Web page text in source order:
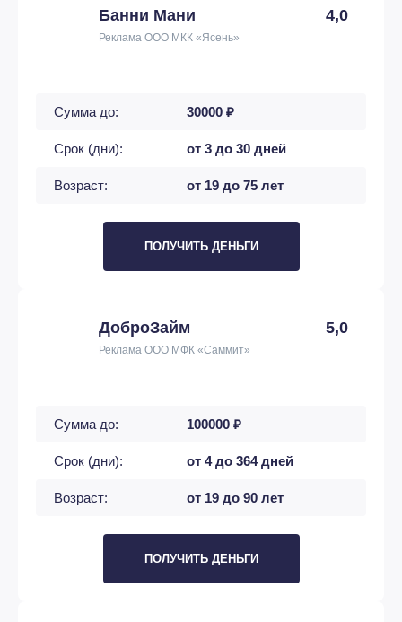
Банни Мани 4,0
Реклама ООО МКК «Ясень»
Сумма до: 30000 ₽
Срок (дни): от 3 до 30 дней
Возраст: от 19 до 75 лет
ПОЛУЧИТЬ ДЕНЬГИ
ДоброЗайм 5,0
Реклама ООО МФК «Саммит»
Сумма до: 100000 ₽
Срок (дни): от 4 до 364 дней
Возраст: от 19 до 90 лет
ПОЛУЧИТЬ ДЕНЬГИ